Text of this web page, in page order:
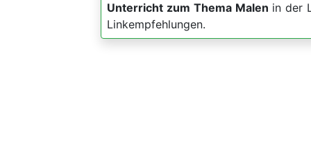
Unterricht zum Thema Malen in der
Linkempfehlungen.